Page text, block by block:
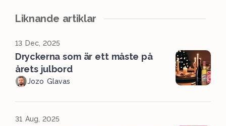
Liknande artiklar
13 Dec, 2025
Dryckerna som är ett måste på
årets julbord
Jozo Glavas
31 Aug, 2025